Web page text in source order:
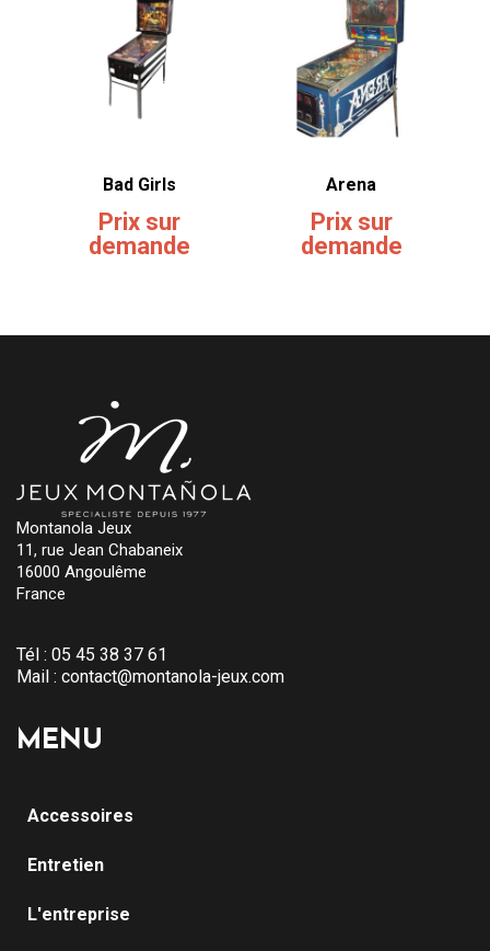
Bad Girls
Prix sur
demande
Arena
Prix sur
demande
Montanola Jeux
11, rue Jean Chabaneix
16000 Angoulême
France
Tél : 05 45 38 37 61
Mail : contact@montanola-jeux.com
MENU
Accessoires
Entretien
L'entreprise